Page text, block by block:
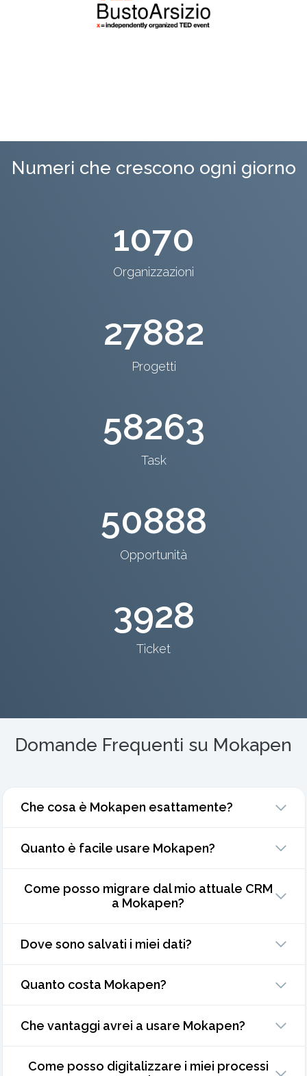
Numeri che crescono ogni giorno
1070
Organizzazioni
27882
Progetti
58263
Task
50888
Opportunità
3928
Ticket
Domande Frequenti su Mokapen
Che cosa è Mokapen esattamente?
Quanto è facile usare Mokapen?
Come posso migrare dal mio attuale CRM
a Mokapen?
Dove sono salvati i miei dati?
Quanto costa Mokapen?
Che vantaggi avrei a usare Mokapen?
Come posso digitalizzare i miei processi